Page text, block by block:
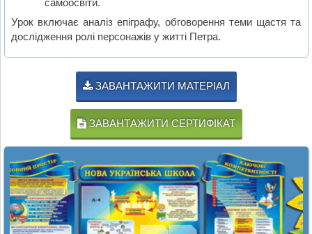
Урок включає аналіз епіграфу, обговорення теми щастя та
дослідження ролі персонажів у житті Петра.
ЗАВАНТАЖИТИ МАТЕРІАЛ
ЗАВАНТАЖИТИ СЕРТИФІКАТ